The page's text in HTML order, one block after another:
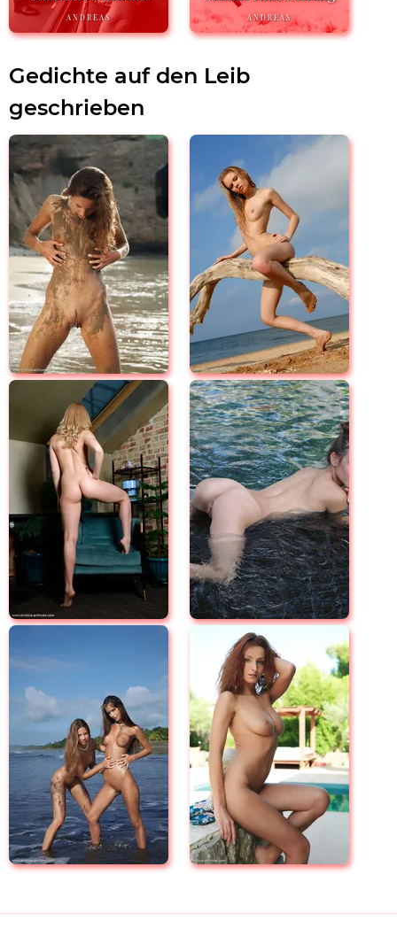
ANDREAS ANDREAS
Gedichte auf den Leib
geschrieben